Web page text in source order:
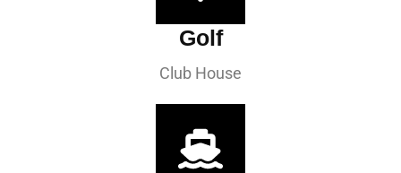
Golf
Club House